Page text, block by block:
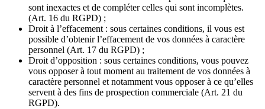
sont inexactes et de compléter celles qui sont incomplètes.
(Art. 16 du RGPD) ;
Droit à l’effacement : sous certaines conditions, il vous est
possible d’obtenir l’effacement de vos données à caractère
personnel (Art. 17 du RGPD) ;
Droit d’opposition : sous certaines conditions, vous pouvez
vous opposer à tout moment au traitement de vos données à
caractère personnel et notamment vous opposer à ce qu’elles
servent à des fins de prospection commerciale (Art. 21 du
RGPD).